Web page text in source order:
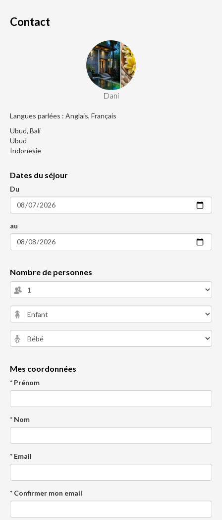
Contact
Dani
Langues parlées : Anglais, Français
Ubud, Bali
Ubud
Indonesie
Dates du séjour
Du
au
Nombre de personnes
Mes coordonnées
* Prénom
* Nom
* Email
* Confirmer mon email